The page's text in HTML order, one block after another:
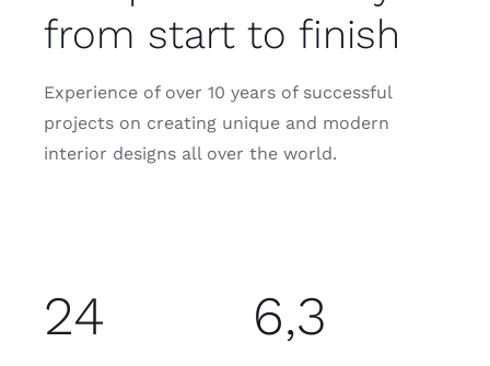
from start to finish
Experience of over 10 years of successful
projects on creating unique and modern
interior designs all over the world.
24 6,3